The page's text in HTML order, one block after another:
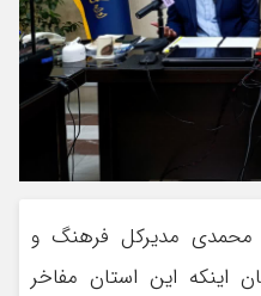
محمدی مدیرکل فرهنگ و
اینکه این استان مفاخر